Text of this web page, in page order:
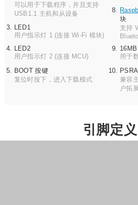
可以用于下载程序，并且支持
USB1.1 主机和从设备
LED1
用户指示灯 1 (连接 Wi-Fi 模块)
LED2
用户指示灯 2 (连接 MCU)
BOOT 按键
复位时按下，进入下载模式
块
支持
用于
兼容
户拓
引脚定义